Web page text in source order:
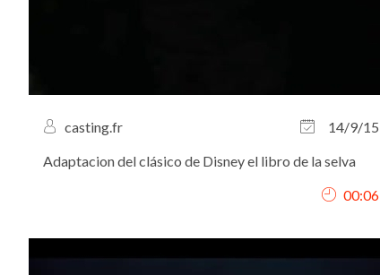
casting.fr
14/9/15
Adaptacion del clásico de Disney el libro de la selva
00:06